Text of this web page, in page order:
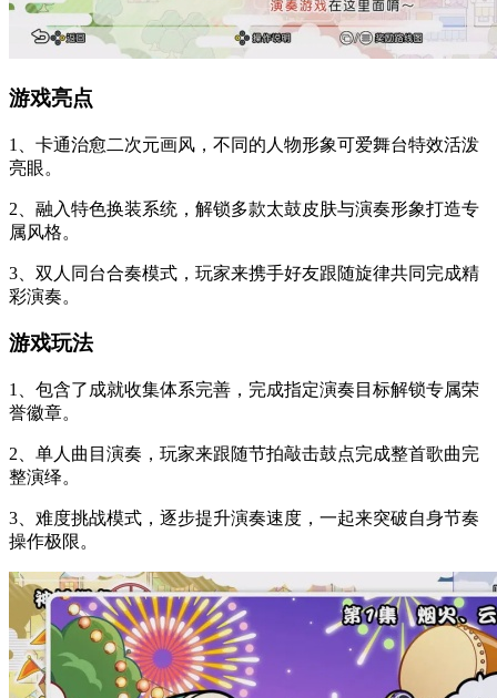
游戏亮点
1、卡通治愈二次元画风，不同的人物形象可爱舞台特效活泼
亮眼。
2、融入特色换装系统，解锁多款太鼓皮肤与演奏形象打造专
属风格。
3、双人同台合奏模式，玩家来携手好友跟随旋律共同完成精
彩演奏。
游戏玩法
1、包含了成就收集体系完善，完成指定演奏目标解锁专属荣
誉徽章。
2、单人曲目演奏，玩家来跟随节拍敲击鼓点完成整首歌曲完
整演绎。
3、难度挑战模式，逐步提升演奏速度，一起来突破自身节奏
操作极限。